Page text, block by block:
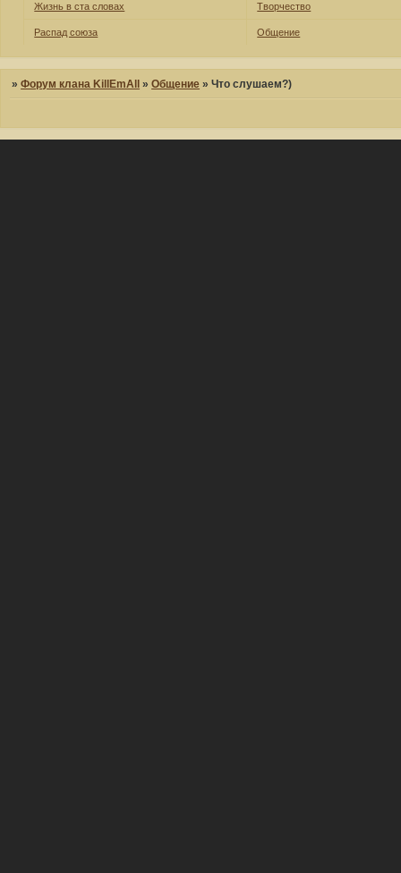
Жизнь в ста словах Творчество
Распад союза Общение
»Форум клана KillEmAll »Общение »Что слушаем?)